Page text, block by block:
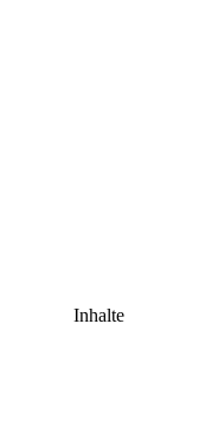
Inhalte